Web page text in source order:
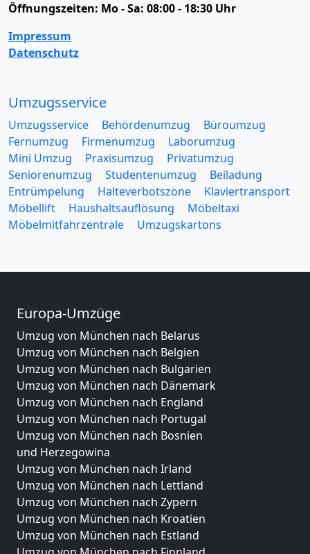
Öffnungszeiten: Mo - Sa: 08:00 - 18:30 Uhr
Impressum
Datenschutz
Umzugsservice
Umzugsservice Behördenumzug
Büroumzug
Fernumzug
Firmenumzug
Laborumzug
Mini Umzug
Praxisumzug
Privatumzug
Seniorenumzug
Studentenumzug
Beiladung
Entrümpelung
Halteverbotszone
Klaviertransport
Möbellift
Haushaltsauflösung
Möbeltaxi
Möbelmitfahrzentrale
Umzugskartons
Europa-Umzüge
Umzug von München nach Belarus
Umzug von München nach Belgien
Umzug von München nach Bulgarien
Umzug von München nach Dänemark
Umzug von München nach England
Umzug von München nach Portugal
Umzug von München nach Bosnien
und Herzegowina
Umzug von München nach Irland
Umzug von München nach Lettland
Umzug von München nach Zypern
Umzug von München nach Kroatien
Umzug von München nach Estland